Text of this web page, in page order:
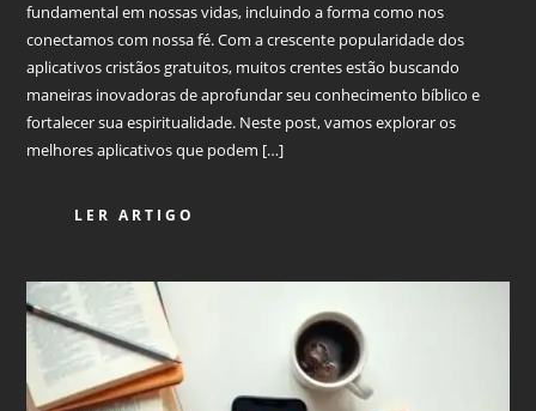
fundamental em nossas vidas, incluindo a forma como nos
conectamos com nossa fé. Com a crescente popularidade dos
aplicativos cristãos gratuitos, muitos crentes estão buscando
maneiras inovadoras de aprofundar seu conhecimento bíblico e
fortalecer sua espiritualidade. Neste post, vamos explorar os
melhores aplicativos que podem […]
LER ARTIGO